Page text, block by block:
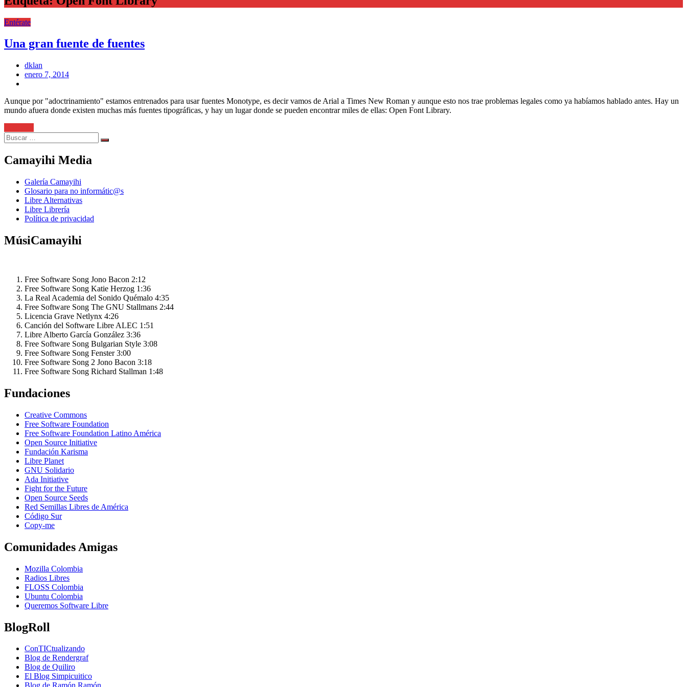
Entérate
Una gran fuente de fuentes
dklan
Posted
enero 7, 2014
Aunque por "adoctrinamiento" estamos entrenados para usar fuentes Monotype, es decir vamos de Arial a Times New Roman y aunque esto nos trae problemas legales como ya habíamos hablado antes. Hay un
mundo afuera donde existen muchas más fuentes tipográficas, y hay un lugar donde se pueden encontrar miles de ellas: Open Font Library.
Search
for:
Search
Camayihi Media
Galería Camayihi
Glosario para no informátic@s
Libre Alternativas
Libre Librería
Política de privacidad
MúsiCamayihi
Free Software Song Jono Bacon 2:12
Free Software Song Katie Herzog 1:36
La Real Academia del Sonido Quémalo 4:35
Free Software Song The GNU Stallmans 2:44
Licencia Grave Netlynx 4:26
Canción del Software Libre ALEC 1:51
Libre Alberto García González 3:36
Free Software Song Bulgarian Style 3:08
Free Software Song Fenster 3:00
Free Software Song 2 Jono Bacon 3:18
Free Software Song Richard Stallman 1:48
Fundaciones
Creative Commons
Free Software Foundation
Free Software Foundation Latino América
Open Source Initiative
Fundación Karisma
Libre Planet
GNU Solidario
Ada Initiative
Fight for the Future
Open Source Seeds
Red Semillas Libres de América
официальный
лучшего
в
онлайн
казино
пин
ап
Código Sur
Copy-me
Comunidades Amigas
Mozilla Colombia
Radios Libres
FLOSS Colombia
Ubuntu Colombia
Queremos Software Libre
BlogRoll
ConTICtualizando
Blog de Rendergraf
Blog de Quiliro
El Blog Simpicuitico